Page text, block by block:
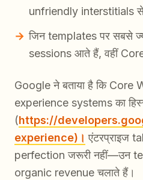
unfriendly interstitials
जिन templates पर सबसे
sessions आते हैं, वहीं
Google ने बताया है कि
experience systems का
(https://
experience)। एंटरप्राइज
perfection जरूरी नहीं—उन
organic revenue चलाते हैं।